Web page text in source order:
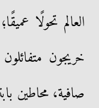
العالم تحولًا
خريجون
صافية، محاطين